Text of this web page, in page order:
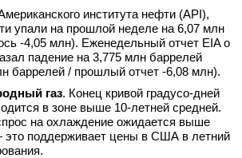
института нефти (API),
упали на прошлой неделе на 6,07 млн
-4,05 млн). Еженедельный отчет EIA о
падение на 3,775 млн баррелей
баррелей / прошлый отчет -6,08 млн).
газ. Конец кривой градусо-дней
в зоне выше 10-летней средней.
на охлаждение ожидается выше
это поддерживает цены в США в летний